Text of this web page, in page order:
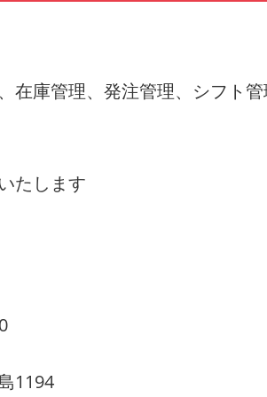
在庫管理、発注管理、シフト
たします
1194